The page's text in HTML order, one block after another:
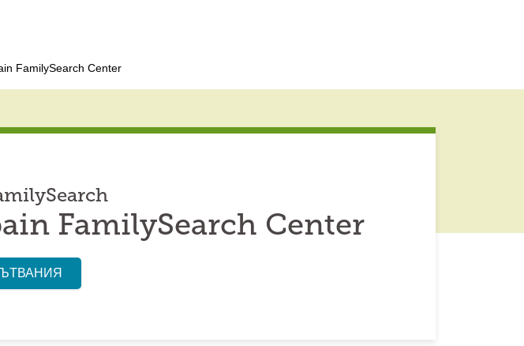
FamilySearch Center
FamilySearch Center